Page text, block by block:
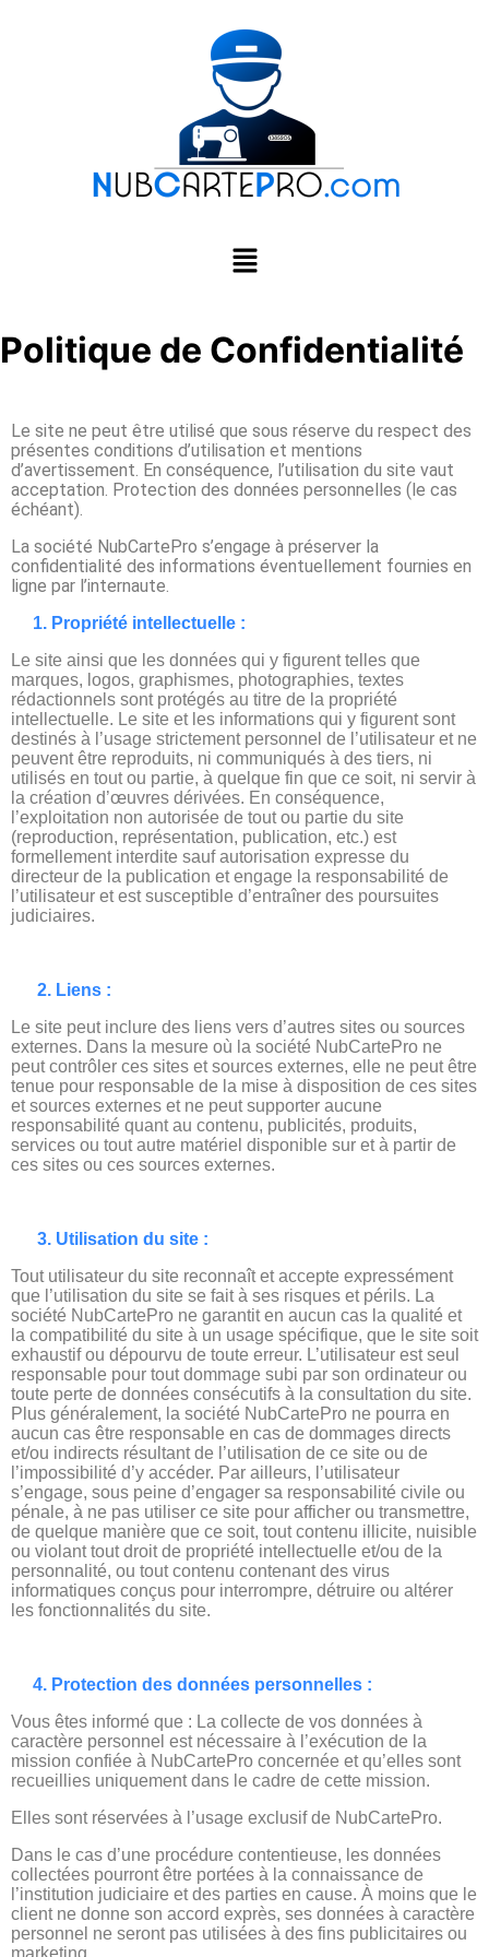
Politique de Confidentialité
Le site ne peut être utilisé que sous réserve du respect des
présentes conditions d’utilisation et mentions
d’avertissement. En conséquence, l’utilisation du site vaut
acceptation. Protection des données personnelles (le cas
échéant).
La société NubCartePro s’engage à préserver la
confidentialité des informations éventuellement fournies en
ligne par l’internaute.
1. Propriété intellectuelle :
Le site ainsi que les données qui y figurent telles que
marques, logos, graphismes, photographies, textes
rédactionnels sont protégés au titre de la propriété
intellectuelle. Le site et les informations qui y figurent sont
destinés à l’usage strictement personnel de l’utilisateur et ne
peuvent être reproduits, ni communiqués à des tiers, ni
utilisés en tout ou partie, à quelque fin que ce soit, ni servir à
la création d’œuvres dérivées. En conséquence,
l’exploitation non autorisée de tout ou partie du site
(reproduction, représentation, publication, etc.) est
formellement interdite sauf autorisation expresse du
directeur de la publication et engage la responsabilité de
l’utilisateur et est susceptible d’entraîner des poursuites
judiciaires.
2. Liens :
Le site peut inclure des liens vers d’autres sites ou sources
externes. Dans la mesure où la société NubCartePro ne
peut contrôler ces sites et sources externes, elle ne peut être
tenue pour responsable de la mise à disposition de ces sites
et sources externes et ne peut supporter aucune
responsabilité quant au contenu, publicités, produits,
services ou tout autre matériel disponible sur et à partir de
ces sites ou ces sources externes.
3. Utilisation du site :
Tout utilisateur du site reconnaît et accepte expressément
que l’utilisation du site se fait à ses risques et périls. La
société NubCartePro ne garantit en aucun cas la qualité et
la compatibilité du site à un usage spécifique, que le site soit
exhaustif ou dépourvu de toute erreur. L’utilisateur est seul
responsable pour tout dommage subi par son ordinateur ou
toute perte de données consécutifs à la consultation du site.
Plus généralement, la société NubCartePro ne pourra en
aucun cas être responsable en cas de dommages directs
et/ou indirects résultant de l’utilisation de ce site ou de
l’impossibilité d’y accéder. Par ailleurs, l’utilisateur
s’engage, sous peine d’engager sa responsabilité civile ou
pénale, à ne pas utiliser ce site pour afficher ou transmettre,
de quelque manière que ce soit, tout contenu illicite, nuisible
ou violant tout droit de propriété intellectuelle et/ou de la
personnalité, ou tout contenu contenant des virus
informatiques conçus pour interrompre, détruire ou altérer
les fonctionnalités du site.
4. Protection des données personnelles :
Vous êtes informé que : La collecte de vos données à
caractère personnel est nécessaire à l’exécution de la
mission confiée à NubCartePro concernée et qu’elles sont
recueillies uniquement dans le cadre de cette mission.
Elles sont réservées à l’usage exclusif de NubCartePro.
Dans le cas d’une procédure contentieuse, les données
collectées pourront être portées à la connaissance de
l’institution judiciaire et des parties en cause. À moins que le
client ne donne son accord exprès, ses données à caractère
personnel ne seront pas utilisées à des fins publicitaires ou